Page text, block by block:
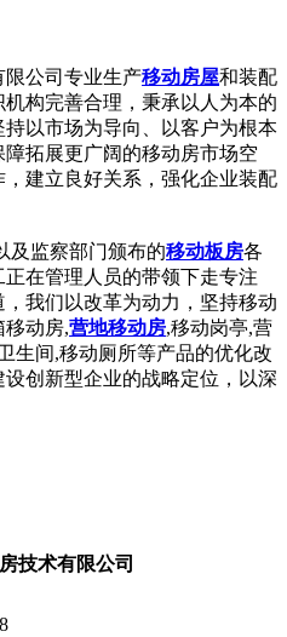
公司专业生产移动房屋和装配
构完善合理，秉承以人为本的
以市场为导向、以客户为根本
拓展更广阔的移动房市场空
，建立良好关系，强化企业装配
监察部门颁布的移动板房各
在管理人员的带领下走专注
我们以改革为动力，坚持移动
移动房,营地移动房,移动岗亭,营
生间,移动厕所等产品的优化改
创新型企业的战略定位，以深
技术有限公司